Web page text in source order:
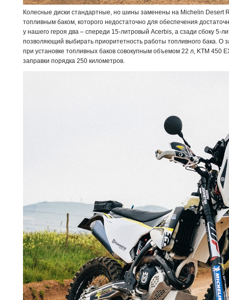
Колесные диски стандартные, но шины заменены на Michelin Desert
топливным баком, которого недостаточно для обеспечения
у нашего героя два – спереди 15-литровый Acerbis, а сзади сбоку 5-
позволяющий выбирать приоритетность работы топливного бака. О
при установке топливных баков совокупным объемом 22 л, KTM 450
заправки порядка 250 километров.